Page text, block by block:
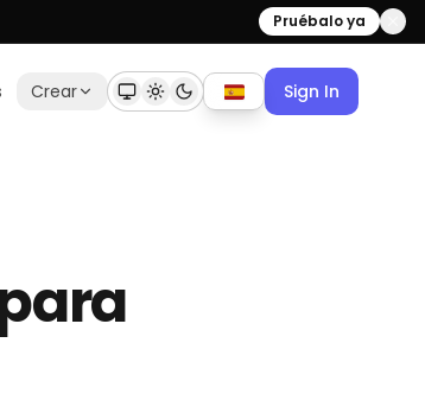
Pruébalo ya
Crear Sign In